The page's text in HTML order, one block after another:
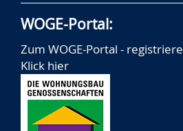
WOGE-Portal:
Zum WOGE-Portal -
Klick hier